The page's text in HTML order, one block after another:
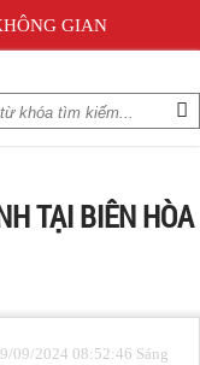
GIAN
TẠI BIÊN HÒA
09/2024 08:52:46 Sáng